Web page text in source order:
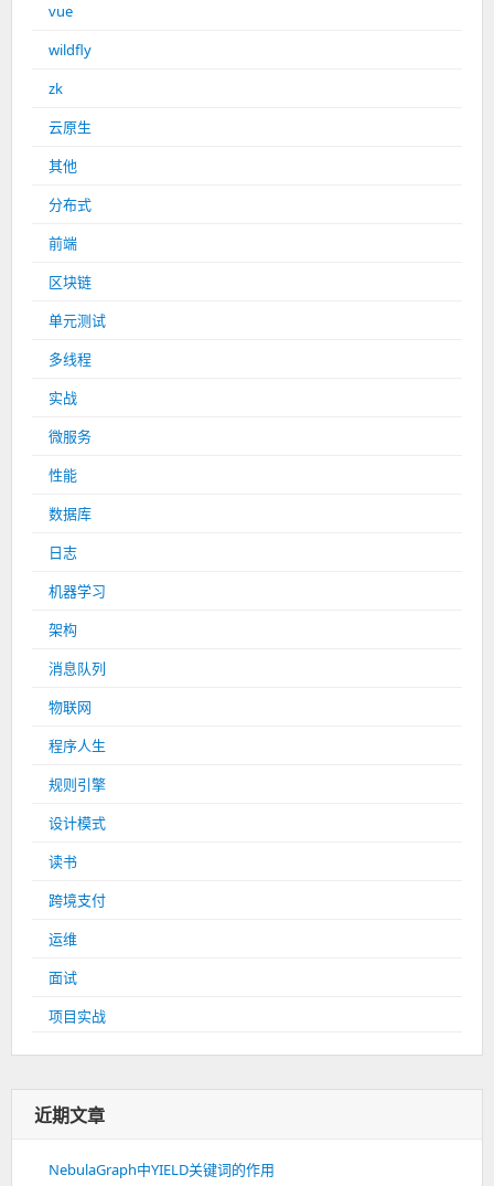
vue
wildfly
zk
云原生
其他
分布式
前端
区块链
单元测试
多线程
实战
微服务
性能
数据库
日志
机器学习
架构
消息队列
物联网
程序人生
规则引擎
设计模式
读书
跨境支付
运维
面试
项目实战
近期文章
NebulaGraph中YIELD关键词的作用